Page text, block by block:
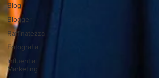
Blog
Blogger
Raffinatezza
Fotografia
Influential
Marketing